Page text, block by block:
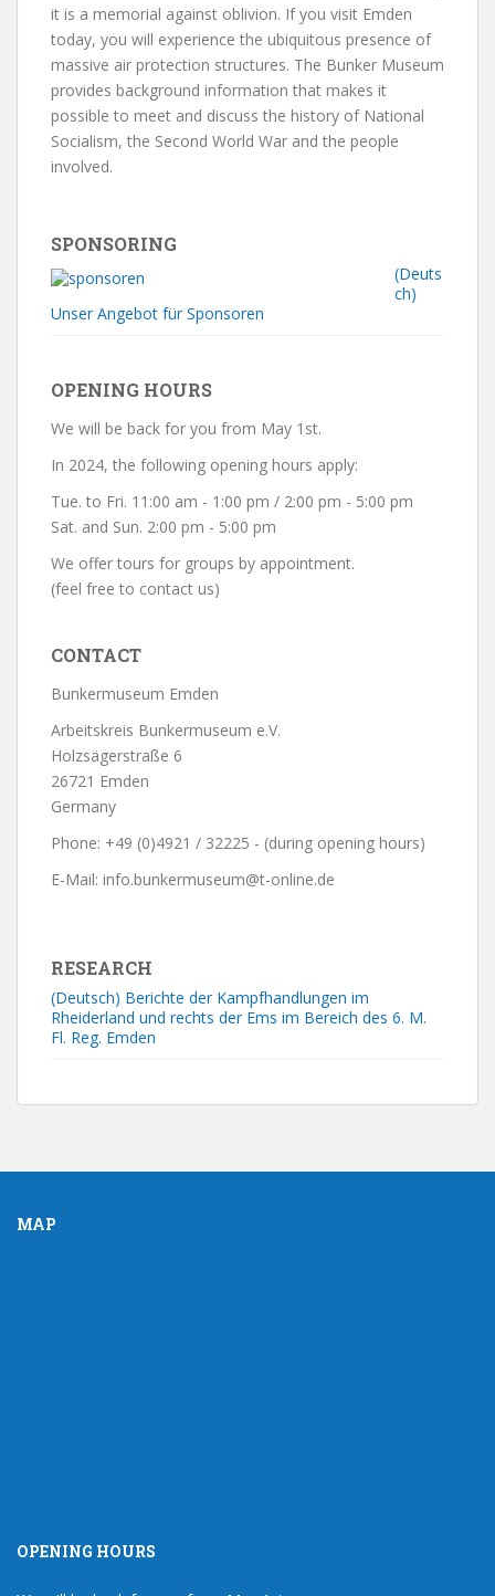
it is a memorial against oblivion. If you visit Emden
today, you will experience the ubiquitous presence of
massive air protection structures. The Bunker Museum
provides background information that makes it
possible to meet and discuss the history of National
Socialism, the Second World War and the people
involved.
SPONSORING
(Deuts
ch)
Unser Angebot für Sponsoren
OPENING HOURS
We will be back for you from May 1st.
In 2024, the following opening hours apply:
Tue. to Fri. 11:00 am - 1:00 pm / 2:00 pm - 5:00 pm
Sat. and Sun. 2:00 pm - 5:00 pm
We offer tours for groups by appointment.
(feel free to contact us)
CONTACT
Bunkermuseum Emden
Arbeitskreis Bunkermuseum e.V.
Holzsägerstraße 6
26721 Emden
Germany
Phone: +49 (0)4921 / 32225 - (during opening hours)
E-Mail: info.bunkermuseum@t-online.de
RESEARCH
(Deutsch) Berichte der Kampfhandlungen im
Rheiderland und rechts der Ems im Bereich des 6. M.
Fl. Reg. Emden
MAP
OPENING HOURS